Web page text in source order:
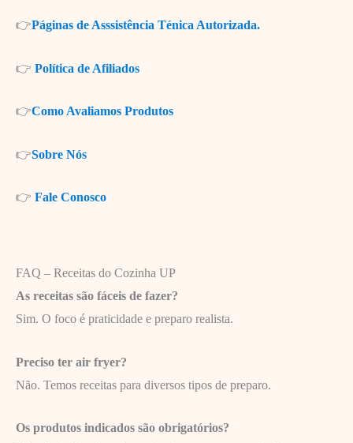
👉Páginas de Asssistência Ténica Autorizada.
👉 Política de Afiliados
👉Como Avaliamos Produtos
👉Sobre Nós
👉 Fale Conosco
FAQ – Receitas do Cozinha UP
As receitas são fáceis de fazer?
Sim. O foco é praticidade e preparo realista.
Preciso ter air fryer?
Não. Temos receitas para diversos tipos de preparo.
Os produtos indicados são obrigatórios?